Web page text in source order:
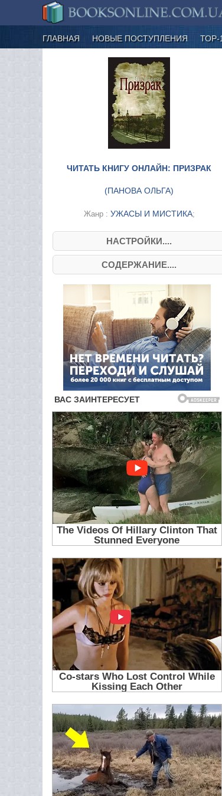
ГЛАВНАЯ НОВЫЕ ПОСТУПЛЕНИЯ ТОР-
ЧИТАТЬ КНИГУ ОНЛАЙН: ПРИЗРАК
(ПАНОВА ОЛЬГА)
Жанр : УЖАСЫ И МИСТИКА;
НАСТРОЙКИ....
СОДЕРЖАНИЕ....